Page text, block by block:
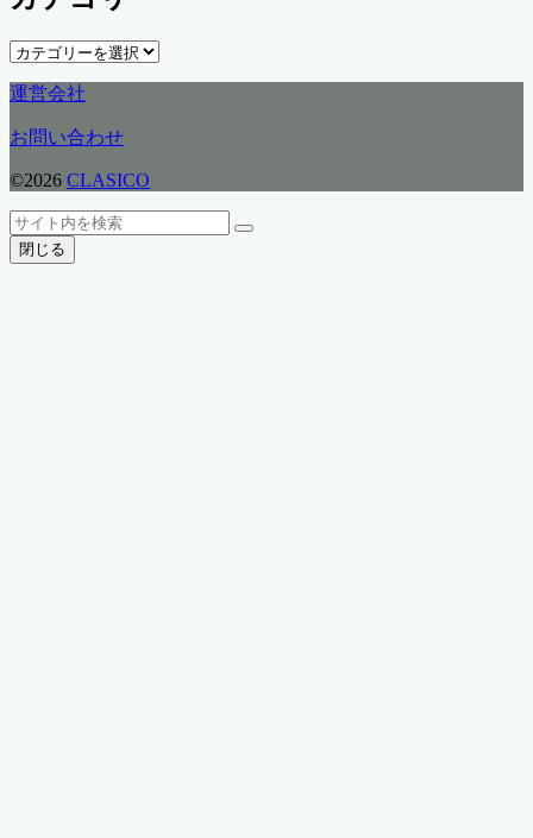
イ
ブ
カ
ゴ
リ
ー
運営会社
お問い合わせ
©2026 CLASICO
ト
ッ
プ
検
索
検
閉じる